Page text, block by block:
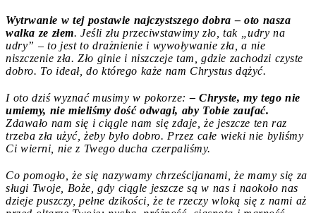
Wytrwanie w tej postawie najczystszego dobra – oto nasza
walka ze złem. Jeśli złu przeciwstawimy zło, tak „udry na
udry” – to jest to drażnienie i wywoływanie zła, a nie
niszczenie zła. Zło ginie i niszczeje tam, gdzie zachodzi czyste
dobro. To ideał, do którego każe nam Chrystus dążyć.
I oto dziś wyznać musimy w pokorze:– Chryste, my tego nie
umiemy, nie mieliśmy dość odwagi, aby Tobie zaufać.
Zdawało nam się i ciągle nam się zdaje, że jeszcze ten raz
trzeba zła użyć, żeby było dobro. Przez całe wieki nie byliśmy
Ci wierni, nie z Twego ducha czerpaliśmy.
Co pomogło, że się nazywamy chrześcijanami, że mamy się za
sługi Twoje, Boże, gdy ciągle jeszcze są w nas i naokoło nas
dzieje puszczy, pełne dzikości, że te rzeczy wloką się z nami aż